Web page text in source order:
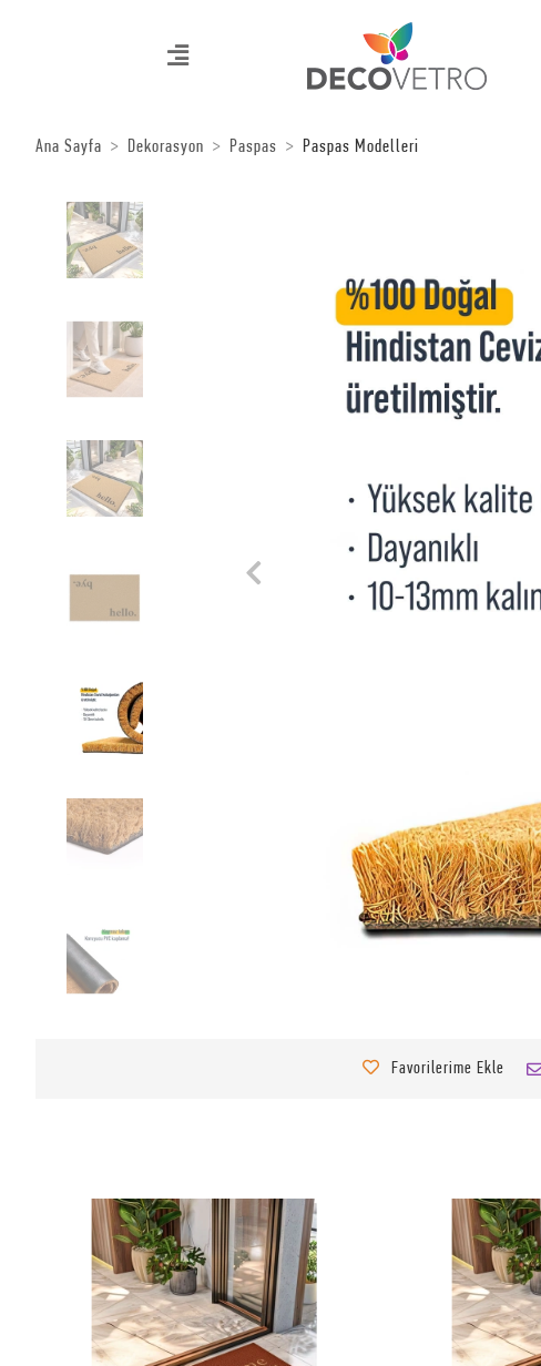
Ana Sayfa Dekorasyon Paspas Paspas Modelleri
Favorilerime Ekle